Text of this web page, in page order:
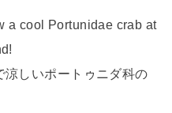
a cool Portunidae crab at
涼しいポートゥニダ科の